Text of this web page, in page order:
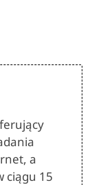
a
ciągu 15